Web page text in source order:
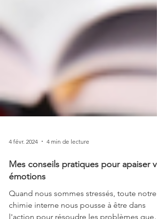
4 févr. 2024 4 min de lecture
Mes conseils pratiques pour apaiser
émotions
Quand nous sommes stressés, toute notre